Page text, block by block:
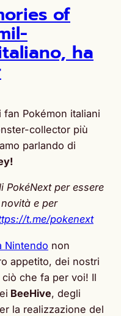
of
ha
Pokémon italiani
collector più
parlando di
PokéNext per essere
e per
t.me/pokenext
Nintendo non
appetito, dei nostri
che fa per voi! Il
BeeHive, degli
la realizzazione del